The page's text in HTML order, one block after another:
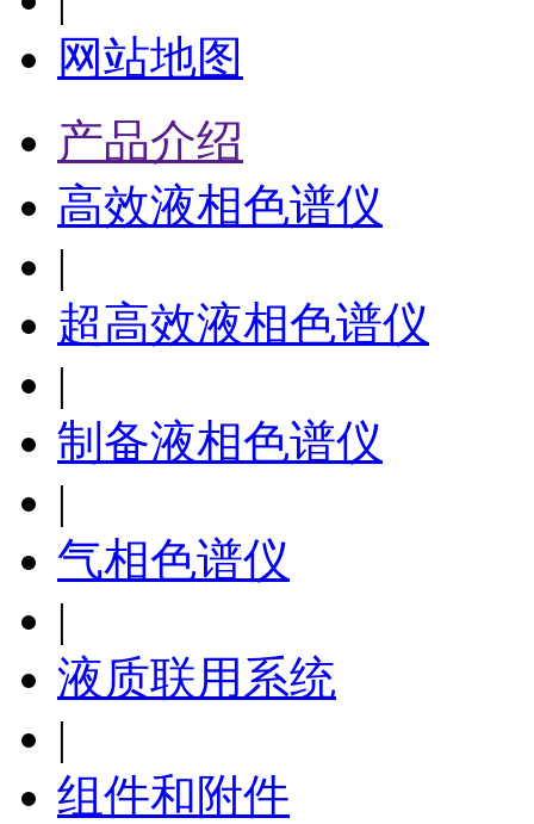
网站地图
产品介绍
高效液相色谱仪
|
超高效液相色谱仪
|
制备液相色谱仪
|
气相色谱仪
|
液质联用系统
|
组件和附件